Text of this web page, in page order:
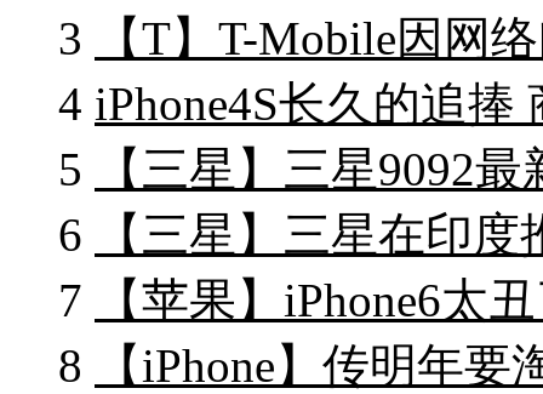
3
【T】T-Mobile因网
4 iPhone4S长久的追捧
5
【三星】三星9092
6
【三星】三星在印
7
【苹果】iPhone6太
8
【iPhone】传明年要